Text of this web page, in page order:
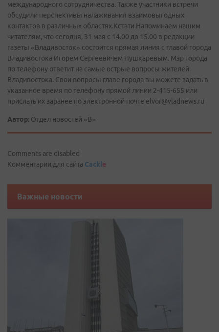
международного сотрудничества. Также участники встречи
обсудили перспективы налаживания взаимовыгодных
контактов в различных областях.Кстати Напоминаем нашим
читателям, что сегодня, 31 мая с 14.00 до 15.00 в редакции
газеты «Владивосток» состоится прямая линия с главой города
Владивостока Игорем Сергеевичем Пушкаревым. Мэр города
по телефону ответит на самые острые вопросы жителей
Владивостока. Свои вопросы главе города вы можете задать в
указанное время по телефону прямой линии 2-415-655 или
прислать их заранее по электронной почте elvor@vladnews.ru
Автор: Отдел новостей «В»
Comments are disabled
Комментарии для сайта Cackle
Важные новости